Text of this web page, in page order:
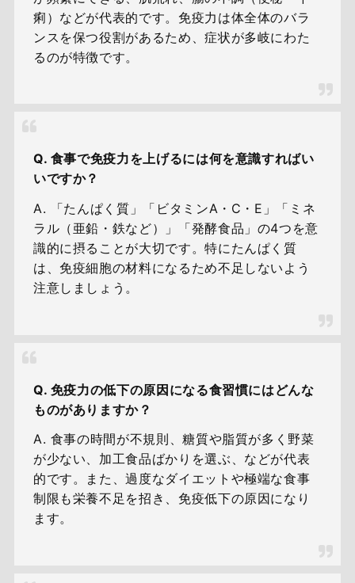
痢）などが代表的です。免疫力は体全体のバラ
ンスを保つ役割があるため、症状が多岐にわた
るのが特徴です。
Q. 食事で免疫力を上げるには何を意識すればい
いですか？
A. 「たんぱく質」「ビタミンA・C・E」「ミネ
ラル（亜鉛・鉄など）」「発酵食品」の4つを意
識的に摂ることが大切です。特にたんぱく質
は、免疫細胞の材料になるため不足しないよう
注意しましょう。
Q. 免疫力の低下の原因になる食習慣にはどんな
ものがありますか？
A. 食事の時間が不規則、糖質や脂質が多く野菜
が少ない、加工食品ばかりを選ぶ、などが代表
的です。また、過度なダイエットや極端な食事
制限も栄養不足を招き、免疫低下の原因になり
ます。